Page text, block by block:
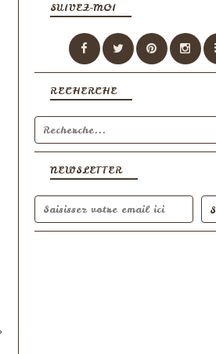
NEWSLETTER
SUIVEZ-MOI
RECHERCHE